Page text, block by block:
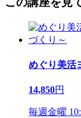
めぐり美
14,850円
毎週金曜